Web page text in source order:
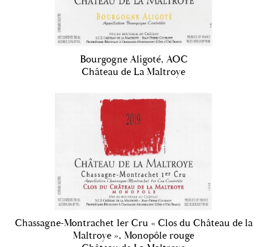
Bourgogne Aligoté, AOC
Château de La Maltroye
Chassagne-Montrachet 1er Cru « Clos du Château de la
Maltroye », Monopôle rouge